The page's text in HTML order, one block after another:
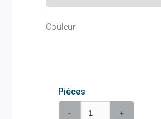
Couleur
Pièces
- +